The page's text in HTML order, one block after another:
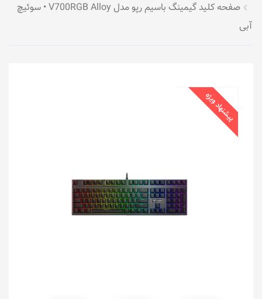
صفحه کلید گیمینگ باسیم رپو مدل V700RGB Alloy • سوئیچ
آبی
پیشنهاد ویژه